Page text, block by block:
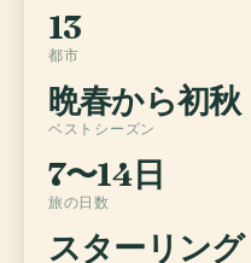
13
都市
晩春から初秋
ベストシーズン
7〜14日
旅の日数
スターリン